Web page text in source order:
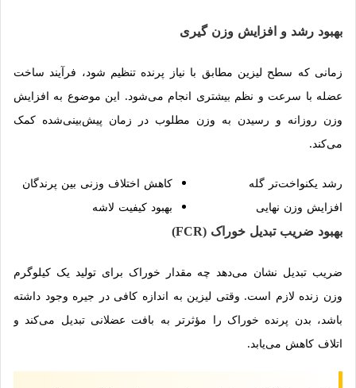
بهبود رشد و افزایش وزن گیری
زمانی که سطح لیزین مطابق با نیاز پرنده تنظیم شود، فرآیند ساخت
عضله با سرعت و نظم بیشتری انجام می‌شود. این موضوع به افزایش
وزن روزانه و رسیدن به وزن مطلوب در زمان پیش‌بینی‌شده کمک
می‌کند.
رشد یکنواخت‌تر گله
افزایش وزن نهایی
کاهش اختلاف وزنی بین پرندگان
بهبود کیفیت لاشه
بهبود ضریب تبدیل خوراک (FCR)
ضریب تبدیل نشان می‌دهد چه مقدار خوراک برای تولید یک کیلوگرم
وزن زنده لازم است. وقتی لیزین به اندازه کافی در جیره وجود داشته
باشد، بدن پرنده خوراک را مؤثرتر به بافت عضلانی تبدیل می‌کند و
اتلاف کاهش می‌یابد.